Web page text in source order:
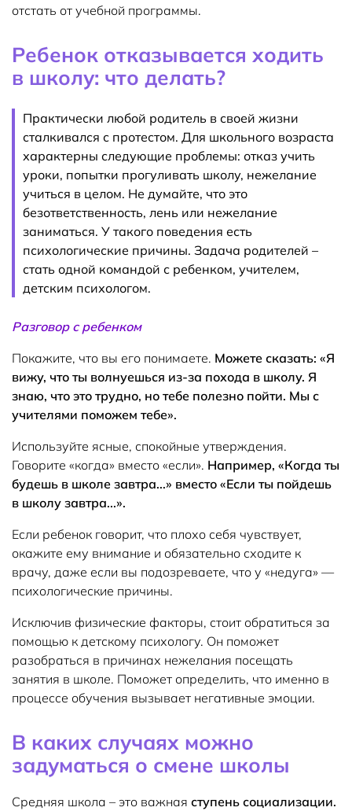
отстать от учебной программы.
Ребенок отказывается ходить
в школу: что делать?
Практически любой родитель в своей жизни
сталкивался с протестом. Для школьного возраста
характерны следующие проблемы: отказ учить
уроки, попытки прогуливать школу, нежелание
учиться в целом. Не думайте, что это
безответственность, лень или нежелание
заниматься. У такого поведения есть
психологические причины. Задача родителей –
стать одной командой с ребенком, учителем,
детским психологом.
Разговор с ребенком
Покажите, что вы его понимаете. Можете сказать: «Я
вижу, что ты волнуешься из-за похода в школу. Я
знаю, что это трудно, но тебе полезно пойти. Мы с
учителями поможем тебе».
Используйте ясные, спокойные утверждения.
Говорите «когда» вместо «если». Например, «Когда ты
будешь в школе завтра...» вместо «Если ты пойдешь
в школу завтра...».
Если ребенок говорит, что плохо себя чувствует,
окажите ему внимание и обязательно сходите к
врачу, даже если вы подозреваете, что у «недуга» —
психологические причины.
Исключив физические факторы, стоит обратиться за
помощью к детскому психологу. Он поможет
разобраться в причинах нежелания посещать
занятия в школе. Поможет определить, что именно в
процессе обучения вызывает негативные эмоции.
В каких случаях можно
задуматься о смене школы
Средняя школа – это важная ступень социализации.